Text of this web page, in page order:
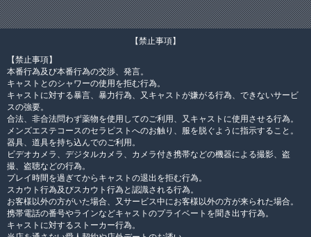
【禁止事項】
【禁止事項】
本番行為及び本番行為の交渉、発言。
キャストとのシャワーの使用を拒む行為。
キャストに対する暴言、暴力行為、又キャストが嫌がる行為、できないサービ
スの強要。
合法、非合法問わず薬物を使用してのご利用、又キャストに使用させる行為。
メンズエステコースのセラピストへのお触り、服を脱ぐように指示すること。
器具、道具を持ち込んでのご利用。
ビデオカメラ、デジタルカメラ、カメラ付き携帯などの機器による撮影、盗
撮、盗聴などの行為。
プレイ時間を過ぎてからキャストの退出を拒む行為。
スカウト行為及びスカウト行為と認識される行為。
お客様以外の方がいた場合、又サービス中にお客様以外の方が来られた場合。
携帯電話の番号やラインなどキャストのプライベートを聞き出す行為。
キャストに対するストーカー行為。